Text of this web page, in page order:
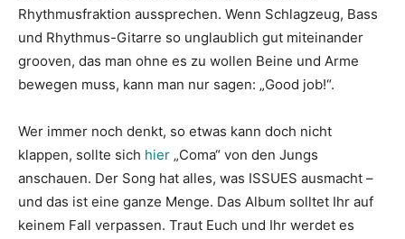
Rhythmusfraktion aussprechen. Wenn Schlagzeug, Bass
und Rhythmus-Gitarre so unglaublich gut miteinander
grooven, das man ohne es zu wollen Beine und Arme
bewegen muss, kann man nur sagen: „Good job!“.
Wer immer noch denkt, so etwas kann doch nicht
klappen, sollte sich hier „Coma“ von den Jungs
anschauen. Der Song hat alles, was ISSUES ausmacht –
und das ist eine ganze Menge. Das Album solltet Ihr auf
keinem Fall verpassen. Traut Euch und Ihr werdet es